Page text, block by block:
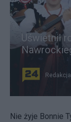
Uświetnił
Redakcja
Nie żyje Bonnie